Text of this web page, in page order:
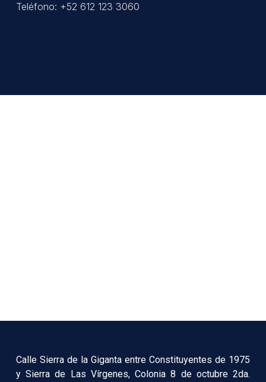
Teléfono: +52 612 123 3060
Calle Sierra de la Giganta entre Constituyentes de 1975
y Sierra de Las Vírgenes, Colonia 8 de octubre 2da.